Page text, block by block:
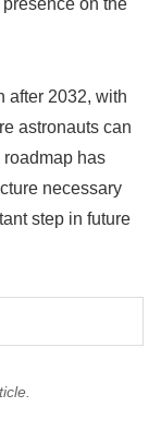
on the
after 2032, with
astronauts can
has
necessary
step in future